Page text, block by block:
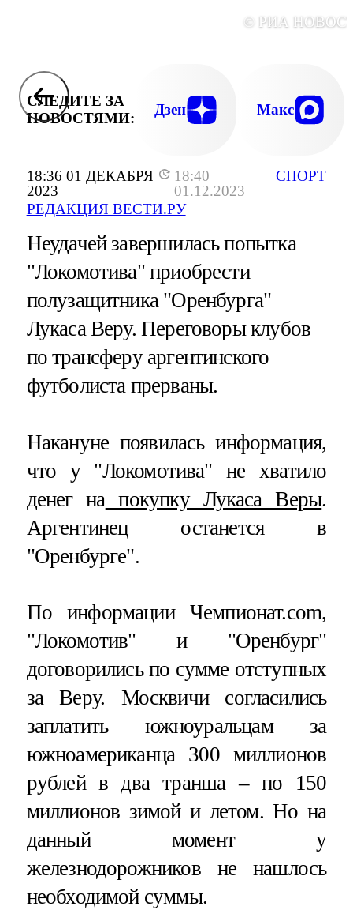
18:36 01 ДЕКАБРЯ
2023
18:40
01.12.2023
РЕДАКЦИЯ ВЕСТИ.РУ
СПОРТ
© РИА
СЛЕДИТЕ ЗА
НОВОСТЯМИ:
Дзен Макс
Неудачей завершилась попытка
"Локомотива" приобрести
полузащитника "Оренбурга"
Лукаса Веру. Переговоры клубов
по трансферу аргентинского
футболиста прерваны.
Накануне появилась информация,
что у "Локомотива" не хватило
денег на покупку Лукаса Веры.
Аргентинец останется в
"Оренбурге".
По информации Чемпионат.com,
"Локомотив" и "Оренбург"
договорились по сумме отступных
за Веру. Москвичи согласились
заплатить южноуральцам за
южноамериканца 300 миллионов
рублей в два транша – по 150
миллионов зимой и летом. Но на
данный момент у
железнодорожников не нашлось
необходимой суммы.